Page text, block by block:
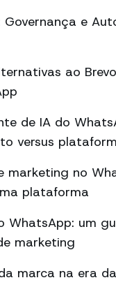
Governança e
ao
de IA do
versus
marketing no
plataforma
WhatsApp: um
marketing
marca na era